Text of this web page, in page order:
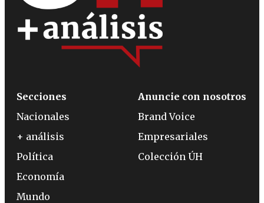
Secciones
Nacionales
+ análisis
Política
Economía
Mundo
Anuncie con nosotros
Brand Voice
Empresariales
Colección ÚH